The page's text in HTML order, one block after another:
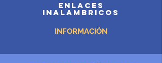
ENLAcES
INALAMBRICOS
INFORMACIÓN